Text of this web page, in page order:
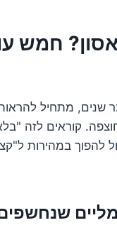
חמש
שנים, מתחיל
קוראים לזה
להפוך במהירות